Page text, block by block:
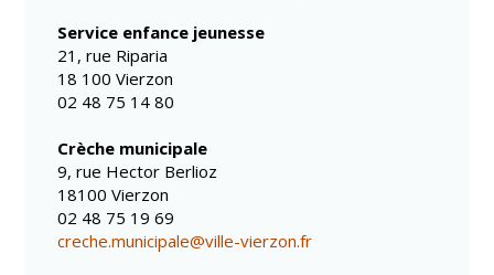
Cadre de vie
Service enfance jeunesse
21, rue Riparia
18 100 Vierzon
02 48 75 14 80
Crèche municipale
9, rue Hector Berlioz
18100 Vierzon
02 48 75 19 69
creche.municipale@ville-vierzon.fr